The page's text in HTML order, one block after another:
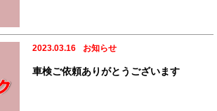
2023.03.16 お知らせ
車検ご依頼ありがとうございます